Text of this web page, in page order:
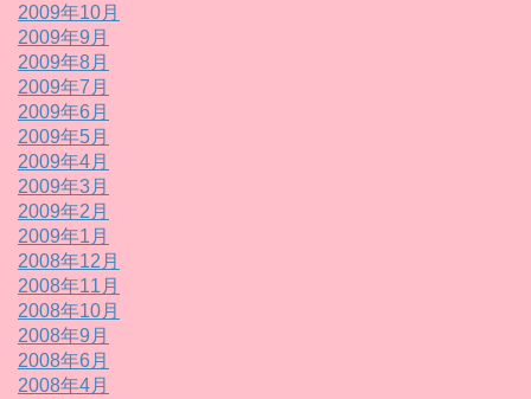
2009年10月
2009年9月
2009年8月
2009年7月
2009年6月
2009年5月
2009年4月
2009年3月
2009年2月
2009年1月
2008年12月
2008年11月
2008年10月
2008年9月
2008年6月
2008年4月